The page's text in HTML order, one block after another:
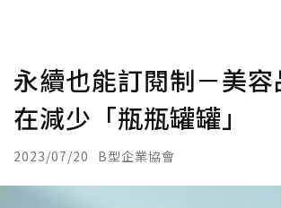
永續也能訂閱制－美
在減少「瓶瓶罐罐」
2023/07/20 B型企業協會